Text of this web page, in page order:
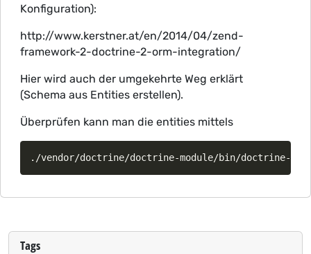
Konfiguration):
http://www.kerstner.at/en/2014/04/zend-
framework-2-doctrine-2-orm-integration/
Hier wird auch der umgekehrte Weg erklärt
(Schema aus Entities erstellen).
Überprüfen kann man die entities mittels
./vendor/doctrine/doctrine-module/bin/doctrine-
Tags